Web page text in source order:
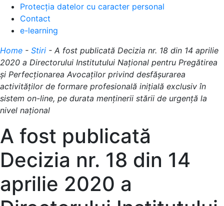
Protecția datelor cu caracter personal
Contact
e-learning
Home - Stiri - A fost publicată Decizia nr. 18 din 14 aprilie
2020 a Directorului Institutului Naţional pentru Pregătirea
şi Perfecţionarea Avocaţilor privind desfășurarea
activităților de formare profesională inițială exclusiv în
sistem on-line, pe durata menținerii stării de urgență la
nivel național
A fost publicată
Decizia nr. 18 din 14
aprilie 2020 a